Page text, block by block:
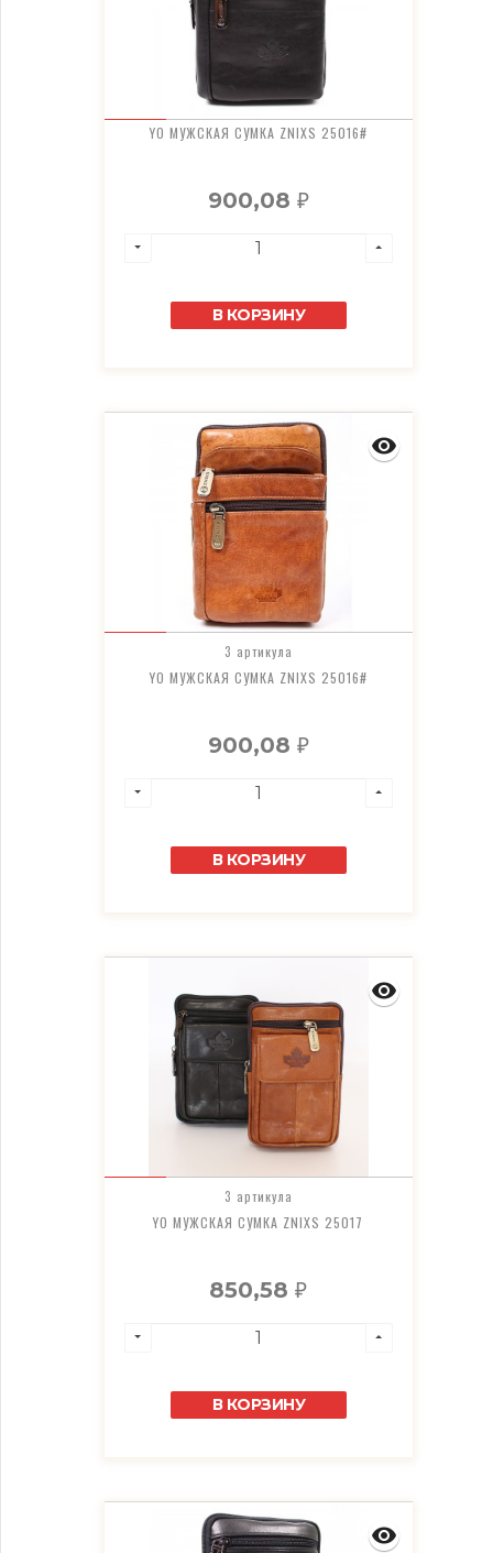
YO МУЖСКАЯ СУМКА ZNIXS 25016#
900,08 ₽
В КОРЗИНУ
3 артикула
YO МУЖСКАЯ СУМКА ZNIXS 25016#
900,08 ₽
В КОРЗИНУ
3 артикула
YO МУЖСКАЯ СУМКА ZNIXS 25017
850,58₽
В КОРЗИНУ